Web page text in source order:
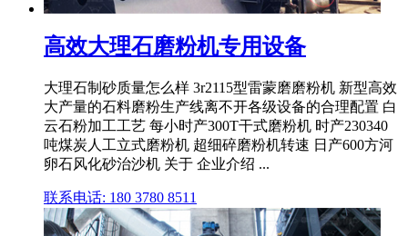
高效大理石磨粉机专用设备
大理石制砂质量怎么样 3r2115型雷蒙磨磨粉机 新型高效
大产量的石料磨粉生产线离不开各级设备的合理配置 白
云石粉加工工艺 每小时产300T干式磨粉机 时产230340
吨煤炭人工立式磨粉机 超细碎磨粉机转速 日产600方河
卵石风化砂治沙机 关于 企业介绍 ...
联系电话: 180 3780 8511